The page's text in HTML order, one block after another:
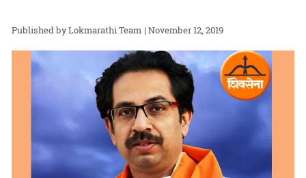
Lokmarathi Team | November 12, 2019